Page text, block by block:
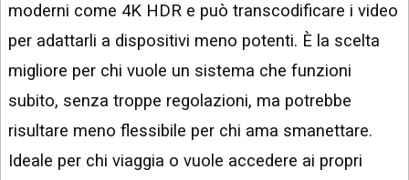
moderni come 4K HDR e può transcodificare i video
per adattarli a dispositivi meno potenti. È la scelta
migliore per chi vuole un sistema che funzioni
subito, senza troppe regolazioni, ma potrebbe
risultare meno flessibile per chi ama smanettare.
Ideale per chi viaggia o vuole accedere ai propri